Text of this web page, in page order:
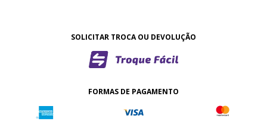
SOLICITAR TROCA OU DEVOLUÇÃO
FORMAS DE PAGAMENTO